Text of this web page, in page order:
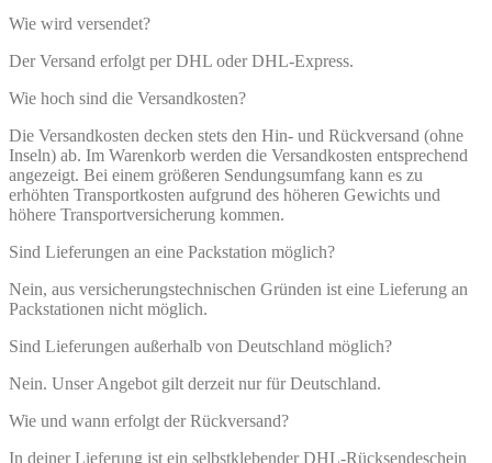
Wie wird versendet?
Der Versand erfolgt per DHL oder DHL-Express.
Wie hoch sind die Versandkosten?
Die Versandkosten decken stets den Hin- und Rückversand (ohne
Inseln) ab. Im Warenkorb werden die Versandkosten entsprechend
angezeigt. Bei einem größeren Sendungsumfang kann es zu
erhöhten Transportkosten aufgrund des höheren Gewichts und
höhere Transportversicherung kommen.
Sind Lieferungen an eine Packstation möglich?
Nein, aus versicherungstechnischen Gründen ist eine Lieferung an
Packstationen nicht möglich.
Sind Lieferungen außerhalb von Deutschland möglich?
Nein. Unser Angebot gilt derzeit nur für Deutschland.
Wie und wann erfolgt der Rückversand?
In deiner Lieferung ist ein selbstklebender DHL-Rücksendeschein